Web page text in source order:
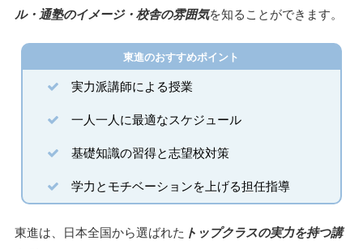
ル・通塾のイメージ・校舎の雰囲気を知ることができます。
東進のおすすめポイント
実力派講師による授業
一人一人に最適なスケジュール
基礎知識の習得と志望校対策
学力とモチベーションを上げる担任指導
東進は、日本全国から選ばれた トップクラスの実力を持つ講